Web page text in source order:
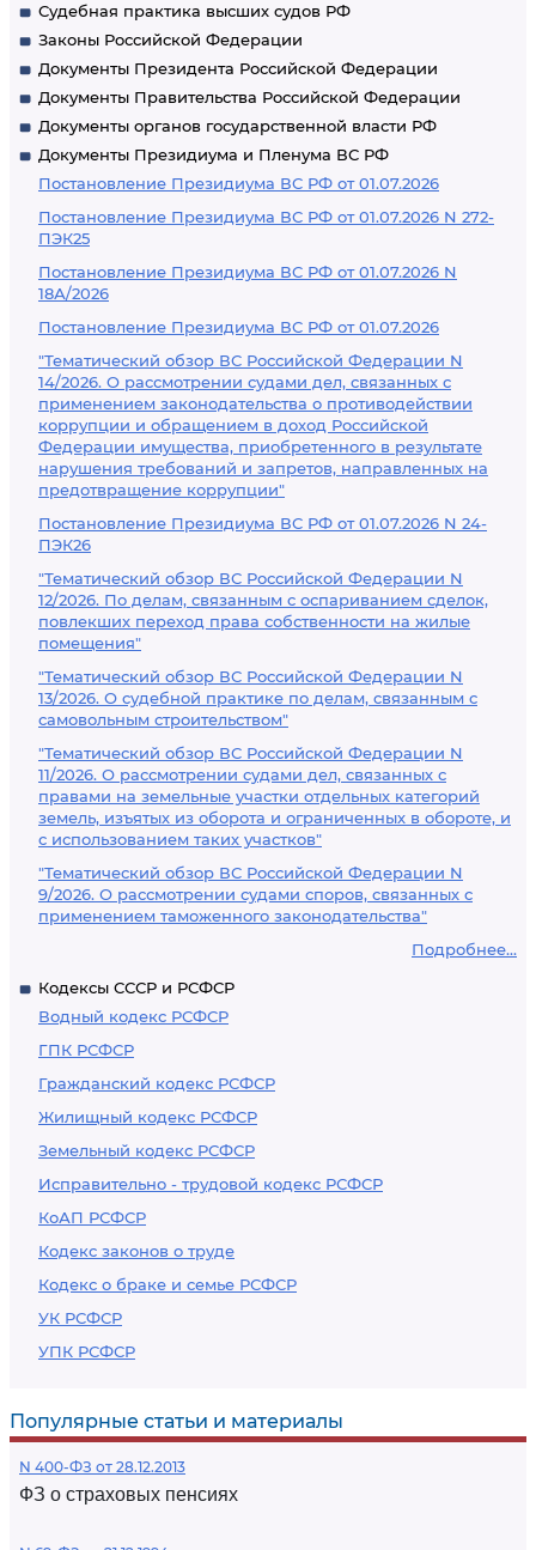
Судебная практика высших судов РФ
Законы Российской Федерации
Документы Президента Российской Федерации
Документы Правительства Российской Федерации
Документы органов государственной власти РФ
Документы Президиума и Пленума ВС РФ
Постановление Президиума ВС РФ от 01.07.2026
Постановление Президиума ВС РФ от 01.07.2026 N 272-
ПЭК25
Постановление Президиума ВС РФ от 01.07.2026 N
18А/2026
Постановление Президиума ВС РФ от 01.07.2026
"Тематический обзор ВС Российской Федерации N
14/2026. О рассмотрении судами дел, связанных с
применением законодательства о противодействии
коррупции и обращением в доход Российской
Федерации имущества, приобретенного в результате
нарушения требований и запретов, направленных на
предотвращение коррупции"
Постановление Президиума ВС РФ от 01.07.2026 N 24-
ПЭК26
"Тематический обзор ВС Российской Федерации N
12/2026. По делам, связанным с оспариванием сделок,
повлекших переход права собственности на жилые
помещения"
"Тематический обзор ВС Российской Федерации N
13/2026. О судебной практике по делам, связанным с
самовольным строительством"
"Тематический обзор ВС Российской Федерации N
11/2026. О рассмотрении судами дел, связанных с
правами на земельные участки отдельных категорий
земель, изъятых из оборота и ограниченных в обороте, и
с использованием таких участков"
"Тематический обзор ВС Российской Федерации N
9/2026. О рассмотрении судами споров, связанных с
применением таможенного законодательства"
Подробнее...
Кодексы СССР и РСФСР
Водный кодекс РСФСР
ГПК РСФСР
Гражданский кодекс РСФСР
Жилищный кодекс РСФСР
Земельный кодекс РСФСР
Исправительно - трудовой кодекс РСФСР
КоАП РСФСР
Кодекс законов о труде
Кодекс о браке и семье РСФСР
УК РСФСР
УПК РСФСР
Популярные статьи и материалы
N 400-ФЗ от 28.12.2013
ФЗ о страховых пенсиях